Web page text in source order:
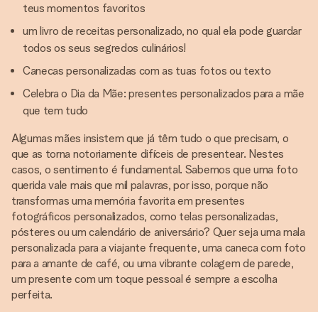
teus momentos favoritos
um livro de receitas personalizado, no qual ela pode guardar
todos os seus segredos culinários!
Canecas personalizadas com as tuas fotos ou texto
Celebra o Dia da Mãe: presentes personalizados para a mãe
que tem tudo
Algumas mães insistem que já têm tudo o que precisam, o
que as torna notoriamente difíceis de presentear. Nestes
casos, o sentimento é fundamental. Sabemos que uma foto
querida vale mais que mil palavras, por isso, porque não
transformas uma memória favorita em presentes
fotográficos personalizados, como telas personalizadas,
pósteres ou um calendário de aniversário? Quer seja uma mala
personalizada para a viajante frequente, uma caneca com foto
para a amante de café, ou uma vibrante colagem de parede,
um presente com um toque pessoal é sempre a escolha
perfeita.